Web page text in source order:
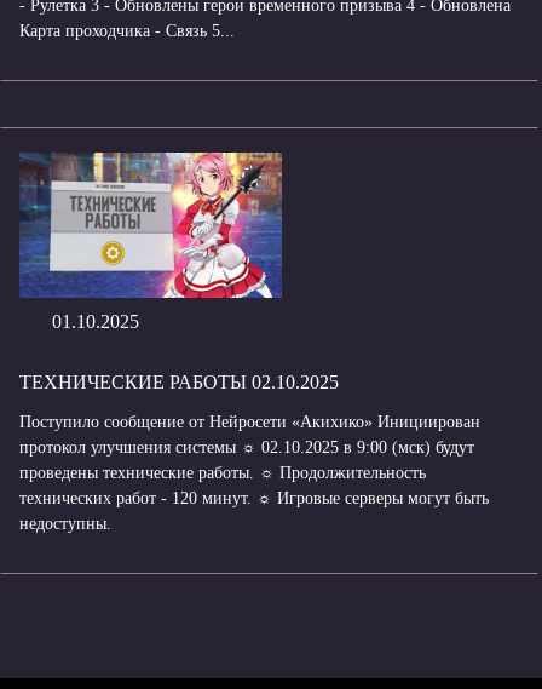
- Рулетка 3 - Обновлены герои временного призыва 4 - Обновлена
Карта проходчика - Связь 5...
01.10.2025
ТЕХНИЧЕСКИЕ РАБОТЫ 02.10.2025
Поступило сообщение от Нейросети «Акихико» Инициирован
протокол улучшения системы ☼ 02.10.2025 в 9:00 (мск) будут
проведены технические работы. ☼ Продолжительность
технических работ - 120 минут. ☼ Игровые серверы могут быть
недоступны.